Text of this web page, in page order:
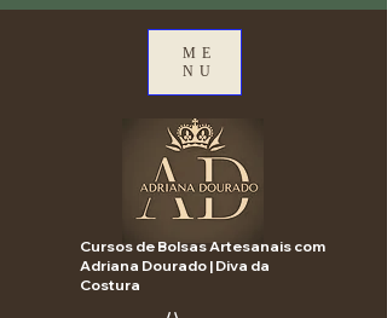
ME
NU
Cursos de Bolsas Artesanais com
Adriana Dourado | Diva da
Costura